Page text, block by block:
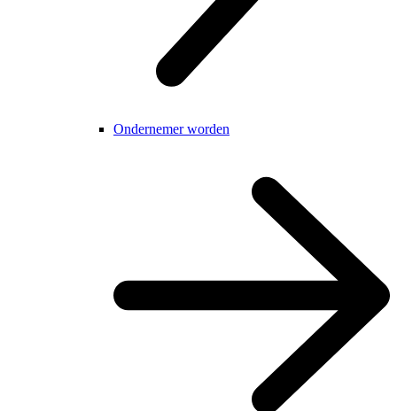
Ondernemer worden